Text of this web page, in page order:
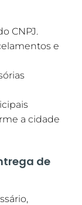
CNPJ.
e
a cidade
de